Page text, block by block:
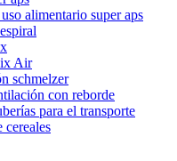
alimentario super aps
Air
schmelzer
con reborde
para el transporte
cereales